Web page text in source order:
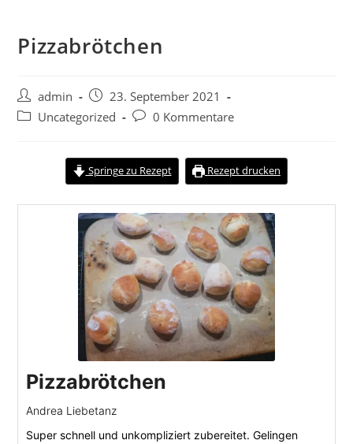
Pizzabrötchen
admin
23. September 2021
Uncategorized
0 Kommentare
Springe zu Rezept Rezept drucken
Pizzabrötchen
Andrea Liebetanz
Super schnell und unkompliziert zubereitet. Gelingen